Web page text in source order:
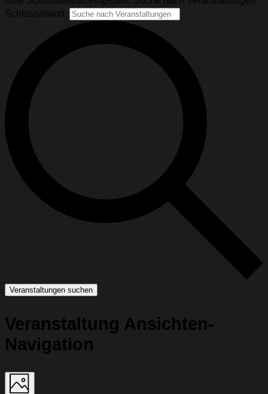
Schlüsselwort.
Veranstaltungen suchen
Veranstaltung Ansichten-
Navigation